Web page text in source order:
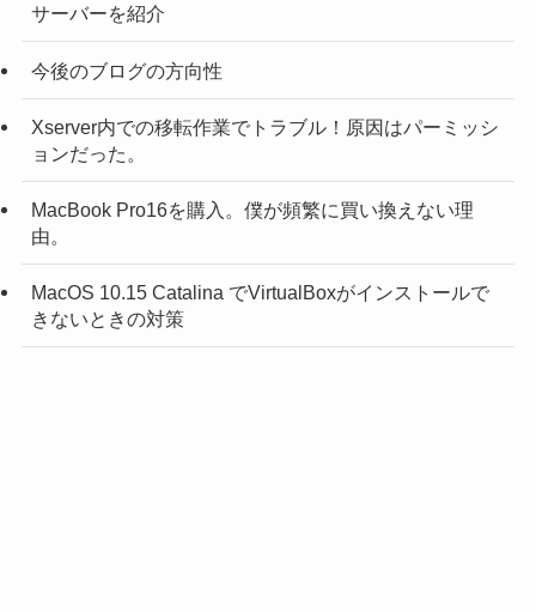
サーバーを紹介
今後のブログの方向性
Xserver内での移転作業でトラブル！原因はパーミッシ
ョンだった。
MacBook Pro16を購入。僕が頻繁に買い換えない理
由。
MacOS 10.15 Catalina でVirtualBoxがインストールで
きないときの対策